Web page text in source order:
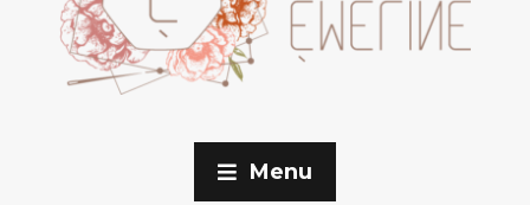
Menu